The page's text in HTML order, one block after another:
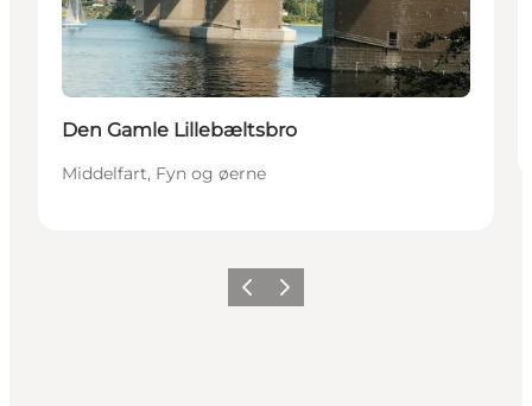
Den Gamle Lillebæltsbro
Middelfart, Fyn og øerne
ForrigeNæste